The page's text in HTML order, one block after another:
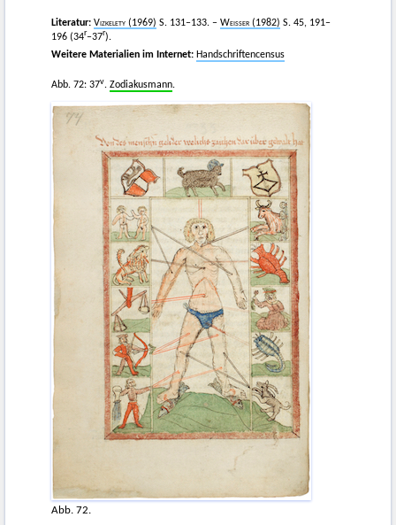
Literatur: Vizkelety (1969) S. 131–133. – Weißer (1982) S. 45, 191–
196 (34r–37r).
Weitere Materialien im Internet: Handschriftencensus
Abb. 72: 37v. Zodiakusmann.
Abb. 72.